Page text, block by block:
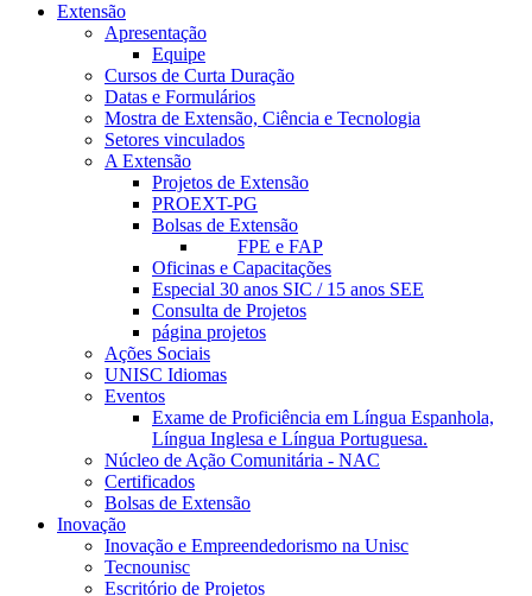
Extensão
Apresentação
Equipe
Cursos de Curta Duração
Datas e Formulários
Mostra de Extensão, Ciência e Tecnologia
Setores vinculados
A Extensão
Projetos de Extensão
PROEXT-PG
Bolsas de Extensão
FPE e FAP
Oficinas e Capacitações
Especial 30 anos SIC / 15 anos SEE
Consulta de Projetos
página projetos
Ações Sociais
UNISC Idiomas
Eventos
Exame de Proficiência em Língua Espanhola,
Língua Inglesa e Língua Portuguesa.
Núcleo de Ação Comunitária - NAC
Certificados
Bolsas de Extensão
Inovação
Inovação e Empreendedorismo na Unisc
Tecnounisc
Escritório de Projetos